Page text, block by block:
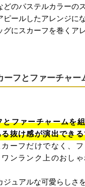
どのパステルカラーの
ピールしたアレンジに
グにスカーフを巻くア
ーフとファーチャー
ファーチャームを
抜け感が演出でき
ーフだけでなく、
ンランク上のおし
ュアルな可愛らしさ